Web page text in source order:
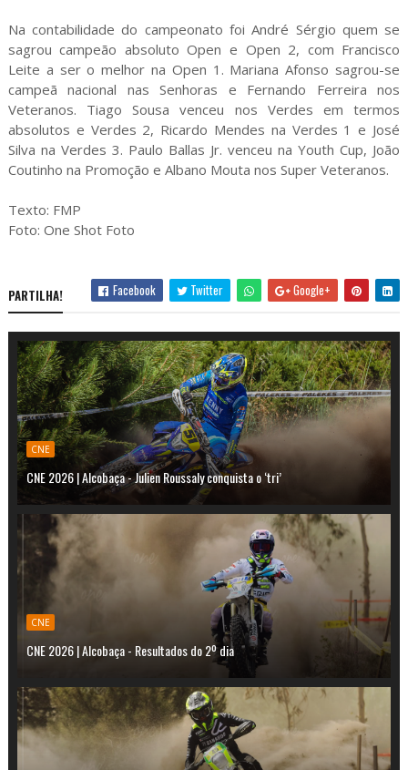
Na contabilidade do campeonato foi André Sérgio quem se
sagrou campeão absoluto Open e Open 2, com Francisco
Leite a ser o melhor na Open 1. Mariana Afonso sagrou-se
campeã nacional nas Senhoras e Fernando Ferreira nos
Veteranos. Tiago Sousa venceu nos Verdes em termos
absolutos e Verdes 2, Ricardo Mendes na Verdes 1 e José
Silva na Verdes 3. Paulo Ballas Jr. venceu na Youth Cup, João
Coutinho na Promoção e Albano Mouta nos Super Veteranos.
Texto: FMP
Foto: One Shot Foto
PARTILHA! Facebook Twitter Google+
CNE
CNE 2026 | Alcobaça - Julien Roussaly conquista o ‘tri’
CNE
CNE 2026 | Alcobaça - Resultados do 2º dia